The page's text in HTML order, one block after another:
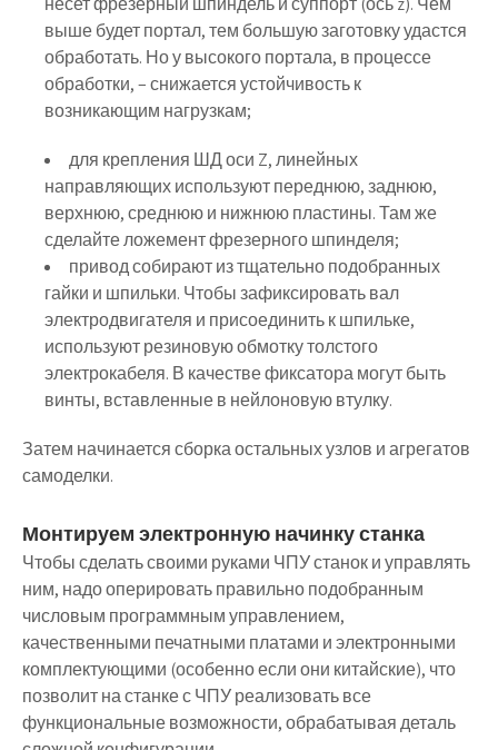
выше будет портал, тем большую заготовку удастся
обработать. Но у высокого портала, в процессе
обработки, – снижается устойчивость к
возникающим нагрузкам;
для крепления ШД оси Z, линейных
направляющих используют переднюю, заднюю,
верхнюю, среднюю и нижнюю пластины. Там же
сделайте ложемент фрезерного шпинделя;
привод собирают из тщательно подобранных
гайки и шпильки. Чтобы зафиксировать вал
электродвигателя и присоединить к шпильке,
используют резиновую обмотку толстого
электрокабеля. В качестве фиксатора могут быть
винты, вставленные в нейлоновую втулку.
Затем начинается сборка остальных узлов и агрегатов
самоделки.
Монтируем электронную начинку станка
Чтобы сделать своими руками ЧПУ станок и управлять
ним, надо оперировать правильно подобранным
числовым программным управлением,
качественными печатными платами и электронными
комплектующими (особенно если они китайские), что
позволит на станке с ЧПУ реализовать все
функциональные возможности, обрабатывая деталь